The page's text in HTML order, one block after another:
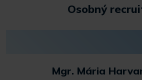
Osobný
Mgr. Mária